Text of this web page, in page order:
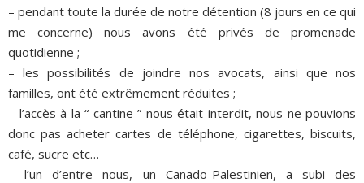
– pendant toute la durée de notre détention (8 jours en ce qui
me concerne) nous avons été privés de promenade
quotidienne ;
– les possibilités de joindre nos avocats, ainsi que nos
familles, ont été extrêmement réduites ;
– l’accès à la “ cantine ” nous était interdit, nous ne pouvions
donc pas acheter cartes de téléphone, cigarettes, biscuits,
café, sucre etc…
– l’un d’entre nous, un Canado-Palestinien, a subi des